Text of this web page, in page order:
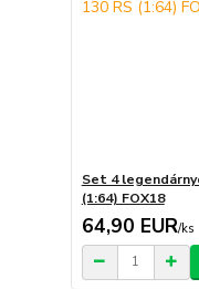
Set 4
(1:64) FOX18
64,90 EUR/ks